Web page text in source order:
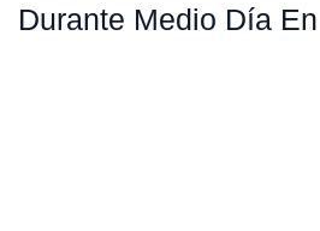
Durante Medio Día